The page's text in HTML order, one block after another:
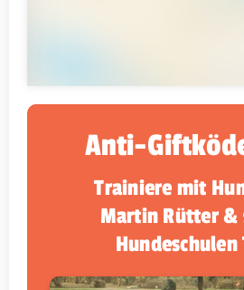
Anti-
Trainiere mit
Martin Rütter &
Hundeschulen